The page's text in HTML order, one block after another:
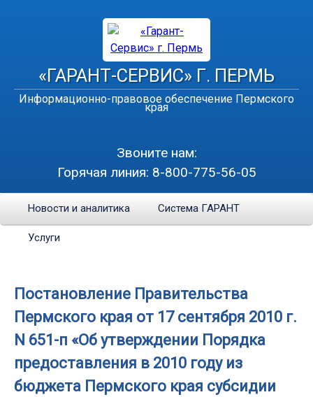
«ГАРАНТ-СЕРВИС» Г. ПЕРМЬ
Информационно-правовое обеспечение Пермского
края
Звоните нам:
Горячая линия: 8-800-775-56-05
Новости и аналитика Система ГАРАНТ
Услуги
Постановление Правительства
Пермского края от 17 сентября 2010 г.
N 651-п «Об утверждении Порядка
предоставления в 2010 году из
бюджета Пермского края субсидии